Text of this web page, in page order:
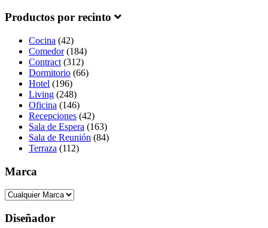
Productos por recinto
Cocina (42)
Comedor(184)
Contract (312)
Dormitorio (66)
Hotel (196)
Living (248)
Oficina (146)
Recepciones (42)
Sala de Espera (163)
Sala de Reunión (84)
Terraza (112)
Marca
Diseñador